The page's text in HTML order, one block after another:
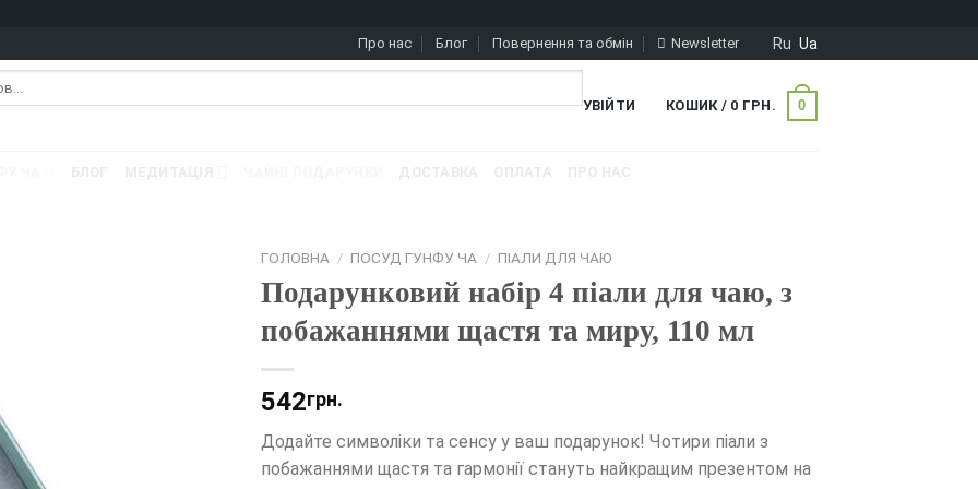
Про нас Блог Повернення та обмін Newsletter Ru Ua
УВІЙТИ КОШИК / 0 ГРН. 0
ГОЛОВНА / ПОСУД ГУНФУ ЧА / ПІАЛИ ДЛЯ ЧАЮ
Подарунковий набір 4 піали для чаю, з
побажаннями щастя та миру, 110 мл
542грн.
Додайте символіки та сенсу у ваш подарунок! Чотири піали з
побажаннями щастя та гармонії стануть найкращим презентом на